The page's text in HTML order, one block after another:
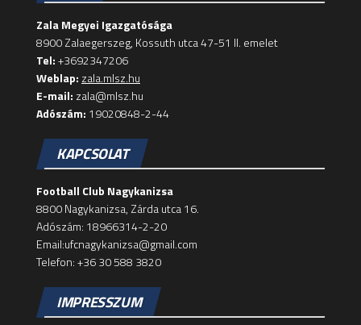
Zala Megyei Igazgatósága
8900 Zalaegerszeg, Kossuth utca 47-51 II. emelet
Tel:+3692347206
Weblap: zala.mlsz.hu
E-mail: zala@mlsz.hu
Adószám: 19020848-2-44
KAPCSOLAT
Football Club Nagykanizsa
8800 Nagykanizsa, Zárda utca 16.
Adószám: 18966314-2-20
Email:ufcnagykanizsa@gmail.com
Telefon: +36 30 588 3820
IMPRESSZUM